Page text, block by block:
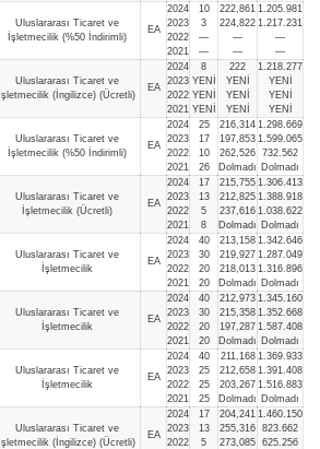
Uluslararası Ticaret ve
İşletmecilik (%50 İndirimli)
EA
2024
2023
2022
2021
10
3
—
—
222,861
224,822
—
—
1.205.981
1.217.231
—
—
Uluslararası Ticaret ve
İşletmecilik (İngilizce) (Ücretli)
EA
2024
2023
2022
2021
8
YENİ
YENİ
YENİ
222
YENİ
YENİ
YENİ
1.218.277
YENİ
YENİ
YENİ
Uluslararası Ticaret ve
İşletmecilik (%50 İndirimli)
EA
2024
2023
2022
2021
25
17
10
26
216,314
197,853
262,526
Dolmadı
1.298.669
1.599.065
732.562
Dolmadı
Uluslararası Ticaret ve
İşletmecilik (Ücretli)
EA
2024
2023
2022
2021
17
13
5
8
215,755
212,825
237,616
Dolmadı
1.306.413
1.388.918
1.038.622
Dolmadı
Uluslararası Ticaret ve
İşletmecilik
EA
2024
2023
2022
2021
40
30
20
20
213,158
219,927
218,013
Dolmadı
1.342.646
1.287.049
1.316.896
Dolmadı
Uluslararası Ticaret ve
İşletmecilik
EA
2024
2023
2022
2021
40
30
20
20
212,973
215,358
197,287
Dolmadı
1.345.160
1.352.668
1.587.408
Dolmadı
Uluslararası Ticaret ve
İşletmecilik
EA
2024
2023
2022
2021
40
25
25
25
211,168
212,658
203,267
Dolmadı
1.369.933
1.391.408
1.516.883
Dolmadı
Uluslararası Ticaret ve
İşletmecilik (İngilizce) (Ücretli)
EA
2024
2023
2022
17
13
5
204,241
255,316
273,085
1.460.150
823.662
625.256